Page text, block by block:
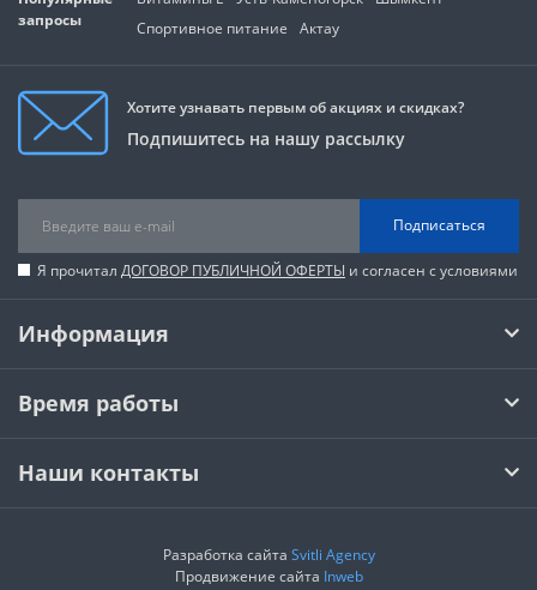
запросы
Спортивное питание
Актау
Хотите узнавать первым об акциях и скидках?
Подпишитесь на нашу рассылку
Подписаться
Я прочитал ДОГОВОР ПУБЛИЧНОЙ ОФЕРТЫ и согласен с условиями
Информация
Время работы
Наши контакты
Разработка сайта Svitli Agency
Продвижение сайта Inweb